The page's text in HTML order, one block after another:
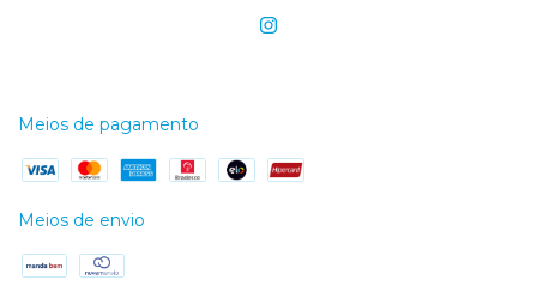
Meios de pagamento
Meios de envio